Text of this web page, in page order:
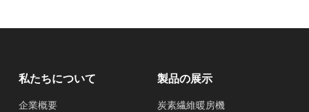
私たちについて
企業概要
製品の展示
炭素繊維暖房機